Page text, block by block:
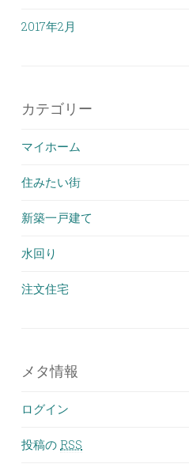
2017年2月
カテゴリー
マイホーム
住みたい街
新築一戸建て
水回り
注文住宅
メタ情報
ログイン
投稿の RSS